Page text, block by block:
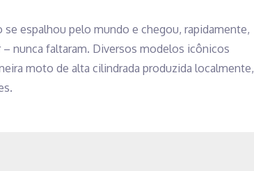
espalhou pelo mundo e chegou, rapidamente,
nunca faltaram. Diversos modelos icônicos
moto de alta cilindrada produzida localmente,